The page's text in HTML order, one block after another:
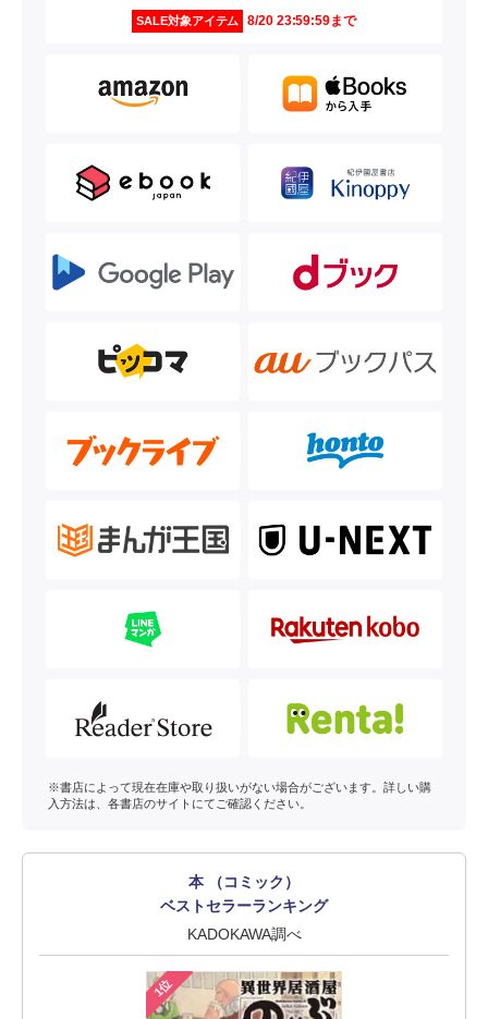
SALE対象アイテム 8/20 23:59:59まで
※書店によって現在在庫や取り扱いがない場合がございます。詳しい購
入方法は、各書店のサイトにてご確認ください。
本 （コミック）
ベストセラーランキング
KADOKAWA調べ
1位